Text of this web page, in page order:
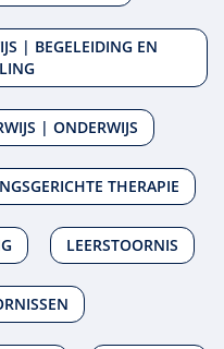
| BEGELEIDING EN
| ONDERWIJS
THERAPIE
LEERSTOORNIS